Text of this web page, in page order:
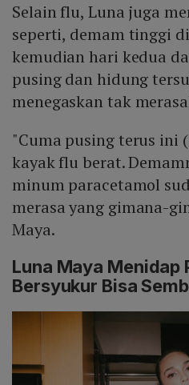
Selain flu, Luna juga
seperti, demam tinggi
kemudian hari kedua
pusing dan hidung
menegaskan tak
"Cuma pusing terus ini
kayak flu berat.
minum paracetamol
merasa yang gimana-
Maya.
Luna Maya Menidap
Bersyukur Bisa